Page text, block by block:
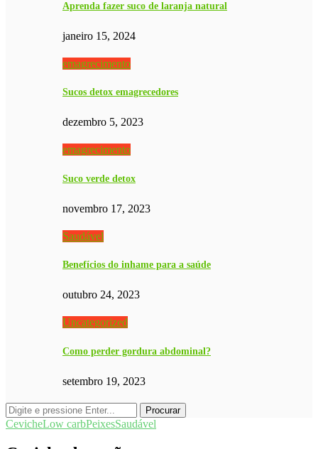
Aprenda fazer suco de laranja natural
janeiro 15, 2024
emagrecimento
Sucos detox emagrecedores
dezembro 5, 2023
emagrecimento
Suco verde detox
novembro 17, 2023
Saudável
Benefícios do inhame para a saúde
outubro 24, 2023
Uncategorized
Como perder gordura abdominal?
setembro 19, 2023
CevicheLow carbPeixesSaudável